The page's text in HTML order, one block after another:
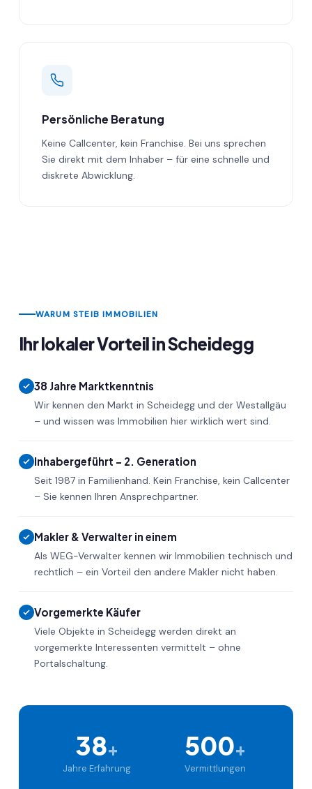
Persönliche Beratung
Keine Callcenter, kein Franchise. Bei uns sprechen
Sie direkt mit dem Inhaber – für eine schnelle und
diskrete Abwicklung.
WARUM STEIB IMMOBILIEN
Ihr lokaler Vorteil in Scheidegg
38 Jahre Marktkenntnis
Wir kennen den Markt in Scheidegg und der Westallgäu
– und wissen was Immobilien hier wirklich wert sind.
Inhabergeführt – 2. Generation
Seit 1987 in Familienhand. Kein Franchise, kein Callcenter
– Sie kennen Ihren Ansprechpartner.
Makler & Verwalter in einem
Als WEG-Verwalter kennen wir Immobilien technisch und
rechtlich – ein Vorteil den andere Makler nicht haben.
Vorgemerkte Käufer
Viele Objekte in Scheidegg werden direkt an
vorgemerkte Interessenten vermittelt – ohne
Portalschaltung.
38+
Jahre Erfahrung
500+
Vermittlungen